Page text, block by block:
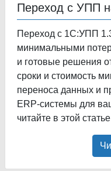
Переход с УПП
Переход с 1С:УПП
минимальными
и готовые решения
сроки и стоимость
переноса данных и
ERP-системы для
читайте в этой